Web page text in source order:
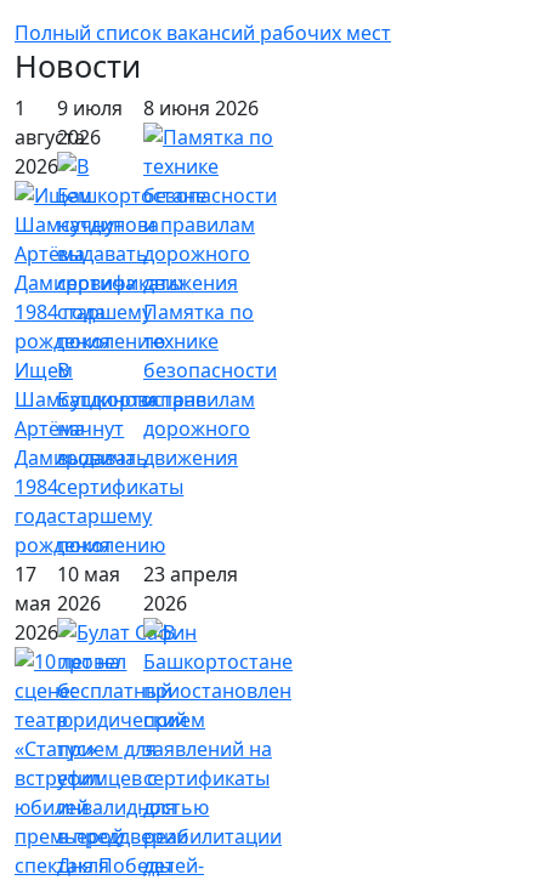
Полный список вакансий рабочих мест
Новости
1
августа
2026
Ищем
Шамсутдинова
Артёма
Дамировича
1984
года
рождения
9 июля
2026
В
Башкортостане
начнут
выдавать
сертификаты
старшему
поколению
8 июня 2026
Памятка по
технике
безопасности
и правилам
дорожного
движения
17
мая
2026
10 мая
2026
23 апреля
2026